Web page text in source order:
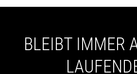
BLEIBT IMMER